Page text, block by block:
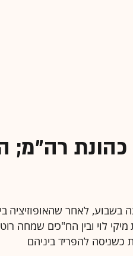
רה"מ;
לאחר שהאופוזיציה
לוי ובין הח"כים שמחה
כשניסה להפריד ביניהם